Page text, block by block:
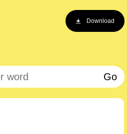
Download
Go